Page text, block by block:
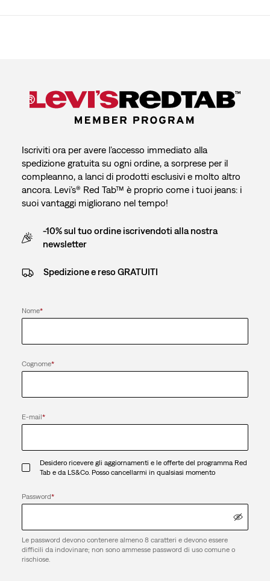
Iscriviti ora per avere l’accesso immediato alla
spedizione gratuita su ogni ordine, a sorprese per il
compleanno, a lanci di prodotti esclusivi e molto altro
ancora. Levi’s® Red Tab™ è proprio come i tuoi jeans: i
suoi vantaggi migliorano nel tempo!
-10% sul tuo ordine iscrivendoti alla nostra
newsletter
Spedizione e reso GRATUITI
Nome*
Cognome*
E-mail*
Desidero ricevere gli aggiornamenti e le offerte del programma Red
Tab e da LS&Co. Posso cancellarmi in qualsiasi momento
Password*
Le password devono contenere almeno 8 caratteri e devono essere
difficili da indovinare; non sono ammesse password di uso comune o
rischiose.